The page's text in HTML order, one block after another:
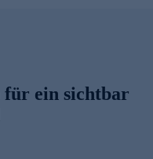
für ein sichtbar